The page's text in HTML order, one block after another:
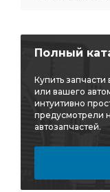
Полный
Купить
или вашего
интуитивно
предусмотрели
автозапчастей.